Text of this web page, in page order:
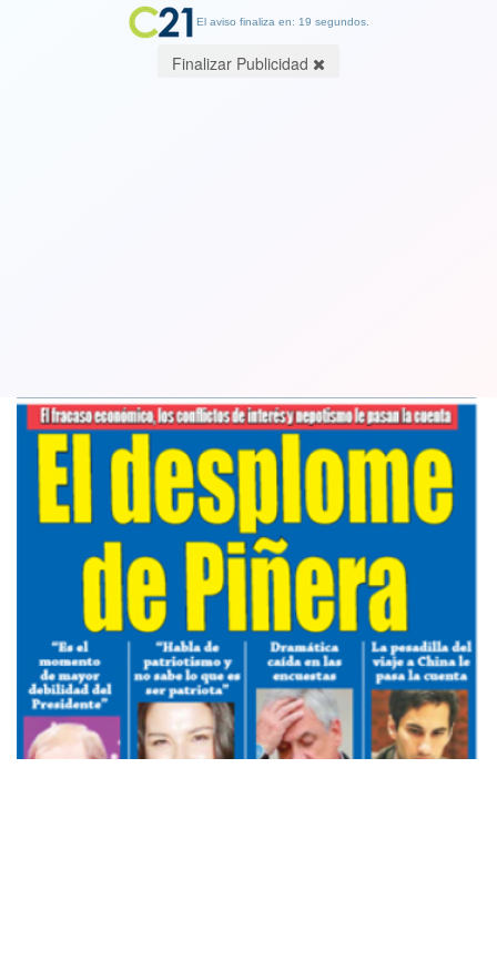
El aviso finaliza en: 19 segundos.
Finalizar Publicidad